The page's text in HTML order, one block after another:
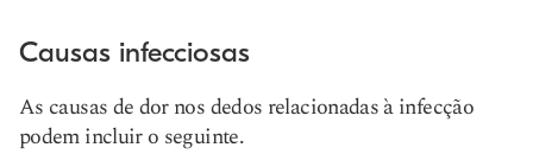
Causas infecciosas
As causas de dor nos dedos relacionadas à infecção
podem incluir o seguinte.